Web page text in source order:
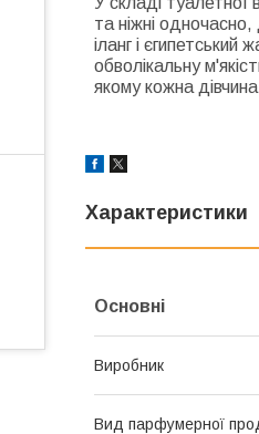
та ніжні
іланг і
обволікальну
якому кожна
Характеристики
Основні
Виробник
Вид парфумерної